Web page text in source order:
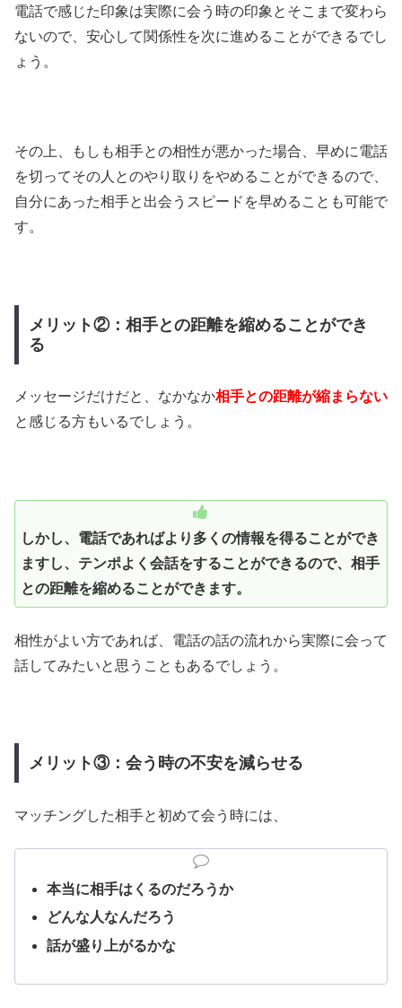
電話で感じた印象は実際に会う時の印象とそこまで変わら
ないので、安心して関係性を次に進めることができるでし
ょう。
その上、もしも相手との相性が悪かった場合、早めに電話
を切ってその人とのやり取りをやめることができるので、
自分にあった相手と出会うスピードを早めることも可能で
す。
メリット②：相手との距離を縮めることができ
る
メッセージだけだと、なかなか相手との距離が縮まらない
と感じる方もいるでしょう。
しかし、電話であればより多くの情報を得ることができ
ますし、テンポよく会話をすることができるので、相手
との距離を縮めることができます。
相性がよい方であれば、電話の話の流れから実際に会って
話してみたいと思うこともあるでしょう。
メリット③：会う時の不安を減らせる
マッチングした相手と初めて会う時には、
本当に相手はくるのだろうか
どんな人なんだろう
話が盛り上がるかな